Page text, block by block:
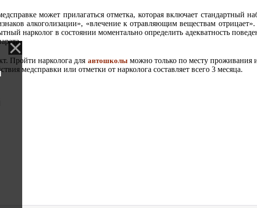
может прилагаться отметка, которая включает стандартный
алкоголизации», «влечение к отравляющим веществам
нарколог в состоянии моментально определить адекватность
Пройти нарколога для автошколыможно только по месту проживания
медсправки или отметки от нарколога составляет всего 3 месяца.